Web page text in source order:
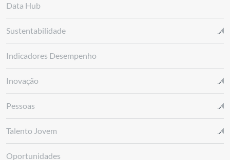
Data Hub
Sustentabilidade
Indicadores Desempenho
Inovação
Pessoas
Talento Jovem
Oportunidades